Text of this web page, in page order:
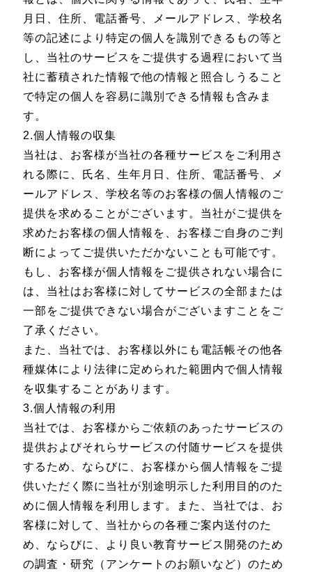
月日、住所、電話番号、メールアドレス、学校名
等の記述により特定の個人を識別できるもの等と
し、当社のサービスをご提供する過程において当
社に蓄積された情報で他の情報と照合しうること
で特定の個人を容易に識別できる情報も含みま
す。
2.個人情報の収集
当社は、お客様が当社の各種サービスをご利用さ
れる際に、氏名、生年月日、住所、電話番号、メ
ールアドレス、学校名等のお客様の個人情報のご
提供を求めることがございます。当社がご提供を
求めたお客様の個人情報を、お客様ご自身のご判
断によってご提供いただかないことも可能です。
もし、お客様が個人情報をご提供されない場合に
は、当社はお客様に対してサービスの全部または
一部をご提供できない場合がございますことをご
了承ください。
また、当社では、お客様以外にも電話帳その他各
種媒体により法律に定められた範囲内で個人情報
を収集することがあります。
3.個人情報の利用
当社では、お客様からご依頼のあったサービスの
提供およびそれらサービスの付随サービスを提供
するため、ならびに、お客様から個人情報をご提
供いただく際に当社が別途明示した利用目的のた
めに個人情報を利用します。また、当社では、お
客様に対して、当社からの各種ご案内送付のた
め、ならびに、より良い教育サービス開発のため
の調査・研究（アンケートのお願いなど）のため